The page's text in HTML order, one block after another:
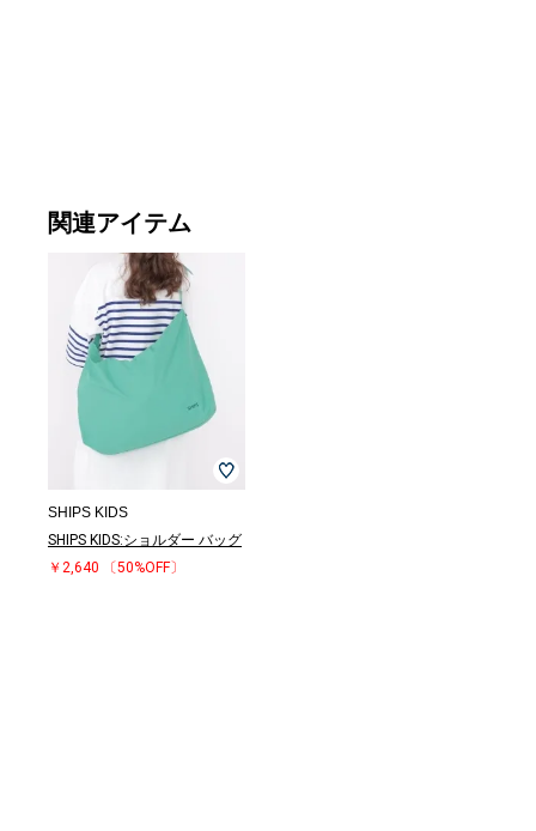
関連アイテム
SHIPS KIDS
SHIPS KIDS:ショルダー バッグ
￥2,640
〔50%OFF〕